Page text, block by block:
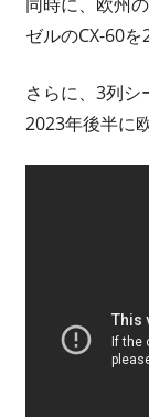
ゼルのCX-60を
さらに、3列シ
2023年後半に